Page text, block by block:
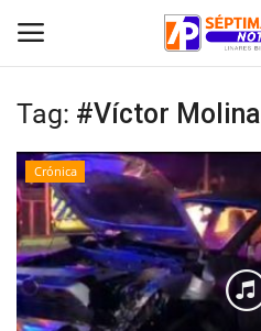
Inicio
Crónica
Policial
Tribunales
Tag: #Víctor Molina
Crónica